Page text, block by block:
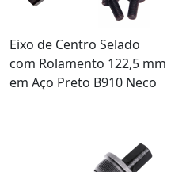
Eixo de Centro Selado
com Rolamento 122,5 mm
em Aço Preto B910 Neco